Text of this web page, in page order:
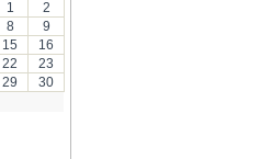
1
2
8
9
15
16
22
23
29
30